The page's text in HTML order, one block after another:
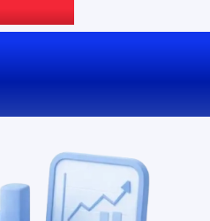
जानकारी और